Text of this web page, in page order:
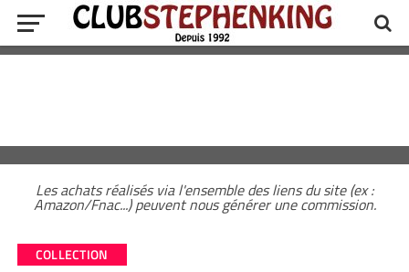
Les achats réalisés via l'ensemble des liens du site (ex :
Amazon/Fnac...) peuvent nous générer une commission.
COLLECTION